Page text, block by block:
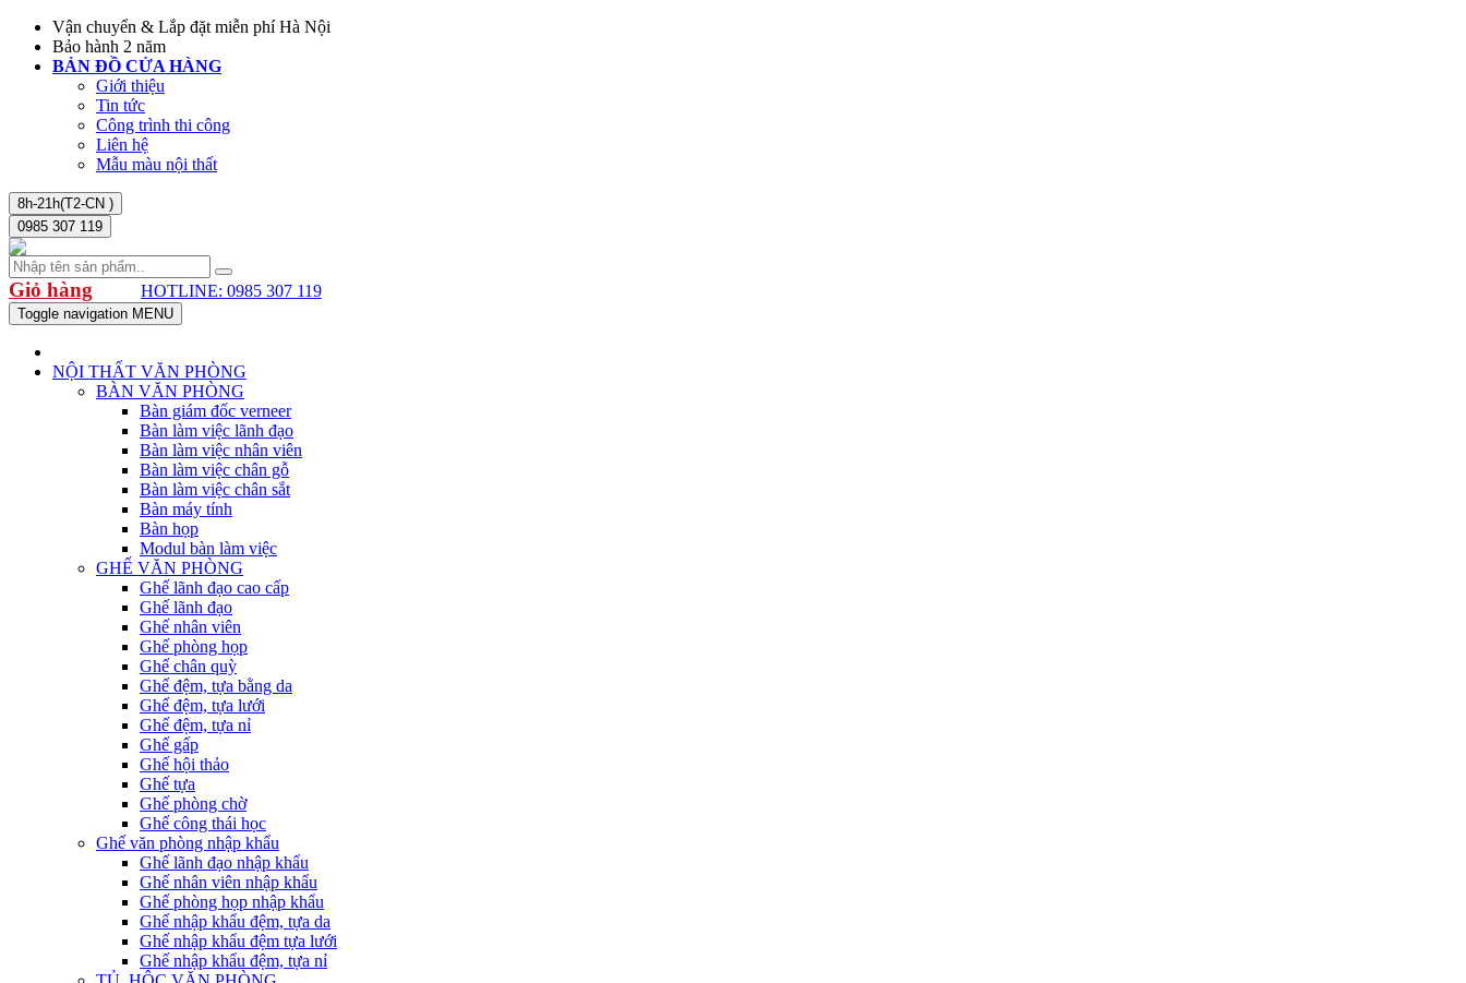
Vận chuyển & Lắp đặt miễn phí Hà Nội
Bảo hành 2 năm
BẢN ĐỒ CỬA HÀNG
Giới thiệu
Tin tức
Công trình thi công
Liên hệ
Mẫu màu nội thất
8h-21h(T2-CN )
0985 307 119
Giỏ hàng HOTLINE: 0985 307 119
Toggle navigation MENU
NỘI THẤT VĂN PHÒNG
BÀN VĂN PHÒNG
Bàn giám đốc verneer
Bàn làm việc lãnh đạo
Bàn làm việc nhân viên
Bàn làm việc chân gỗ
Bàn làm việc chân sắt
Bàn máy tính
Bàn họp
Modul bàn làm việc
GHẾ VĂN PHÒNG
Ghế lãnh đạo cao cấp
Ghế lãnh đạo
Ghế nhân viên
Ghế phòng họp
Ghế chân quỳ
Ghế đệm, tựa bằng da
Ghế đệm, tựa lưới
Ghế đệm, tựa nỉ
Ghế gấp
Ghế hội thảo
Ghế tựa
Ghế phòng chờ
Ghế công thái học
Ghế văn phòng nhập khẩu
Ghế lãnh đạo nhập khẩu
Ghế nhân viên nhập khẩu
Ghế phòng họp nhập khẩu
Ghế nhập khẩu đệm, tựa da
Ghế nhập khẩu đệm tựa lưới
Ghế nhập khẩu đệm, tựa nỉ